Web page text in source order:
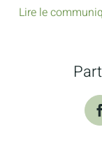
Lire le